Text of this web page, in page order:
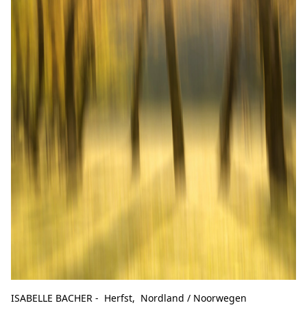
ISABELLE BACHER - Herfst, Nordland / Noorwegen